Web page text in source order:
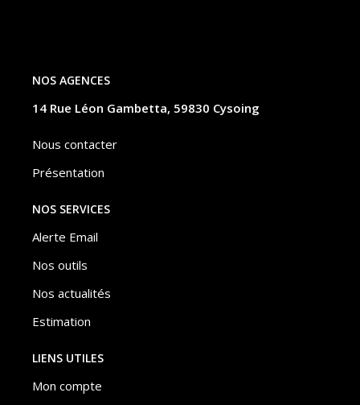
NOS AGENCES
14 Rue Léon Gambetta, 59830 Cysoing
Nous contacter
Présentation
NOS SERVICES
Alerte Email
Nos outils
Nos actualités
Estimation
LIENS UTILES
Mon compte